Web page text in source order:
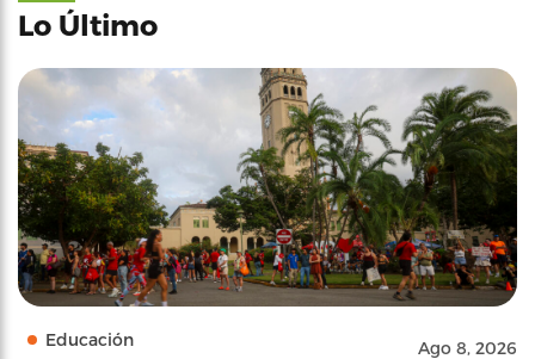
Lo Último
Educación Ago 8, 2026